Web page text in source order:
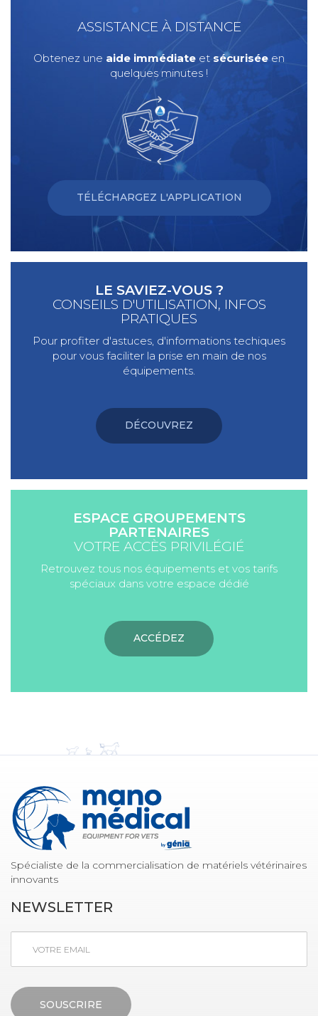
ASSISTANCE À DISTANCE
Obtenez une aide immédiate et sécurisée en
quelques minutes !
TÉLÉCHARGEZ L'APPLICATION
LE SAVIEZ-VOUS ?
CONSEILS D'UTILISATION, INFOS
PRATIQUES
Pour profiter d'astuces, d'informations techiques
pour vous faciliter la prise en main de nos
équipements.
DÉCOUVREZ
ESPACE GROUPEMENTS
PARTENAIRES
VOTRE ACCÈS PRIVILÉGIÉ
Retrouvez tous nos équipements et vos tarifs
spéciaux dans votre espace dédié
ACCÉDEZ
Spécialiste de la commercialisation de matériels vétérinaires
innovants
NEWSLETTER
SOUSCRIRE